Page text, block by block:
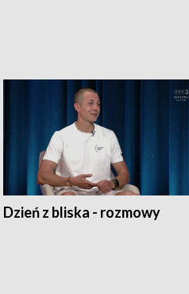
Dzień z bliska - rozmowy